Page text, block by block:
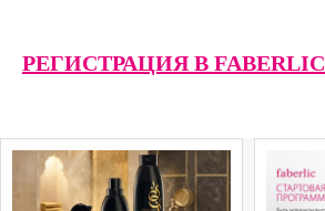
РЕГИСТРАЦИЯ В FABERLIC